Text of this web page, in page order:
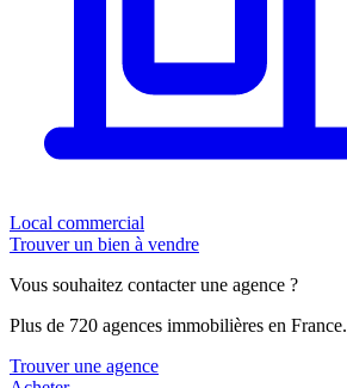
Local commercial
Trouver un bien à vendre
Vous souhaitez contacter une agence ?
Plus de 720 agences immobilières en France.
Trouver une agence